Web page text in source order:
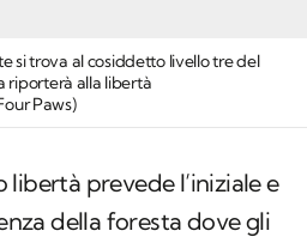
si trova al cosiddetto livello tre del
riporterà alla libertà
Paws)
libertà prevede l’iniziale e
della foresta dove gli